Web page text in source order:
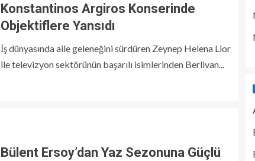
Konstantinos Argiros Konserinde
Objektiflere Yansıdı
İş dünyasında aile geleneğini sürdüren Zeynep Helena Lior
ile televizyon sektörünün başarılı isimlerinden Berlivan...
Bülent Ersoy’dan Yaz Sezonuna Güçlü